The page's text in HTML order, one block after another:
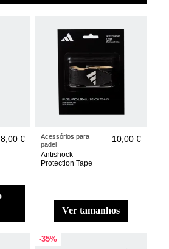
8,00 €
Acessórios para
padel
Antishock
Protection Tape
10,00 €
ver tamanhos
-35%